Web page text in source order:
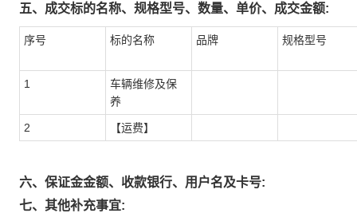
五、成交标的名称、规格型号、数量、单价、成交金额:
序号 标的名称 品牌 规格型号
1
车辆维修及保
养
2 【运费】
六、保证金金额、收款银行、用户名及卡号:
七、其他补充事宜: